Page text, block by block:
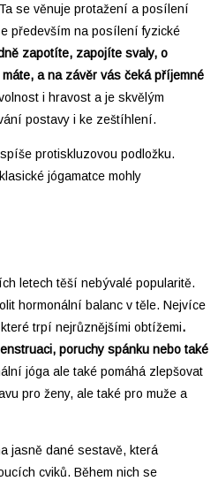
se věnuje protažení a posílení
především na posílení fyzické
zapotíte, zapojíte svaly, o
a na závěr vás čeká příjemné
i hravost a je skvělým
postavy i ke zeštíhlení.
protiskluzovou podložku.
jógamatce mohly
letech těší nebývalé popularitě.
hormonální balanc v těle. Nejvíce
trpí nejrůznějšími obtížemi.
poruchy spánku nebo také
jóga ale také pomáhá zlepšovat
pro ženy, ale také pro muže a
jasně dané sestavě, která
cviků. Během nich se